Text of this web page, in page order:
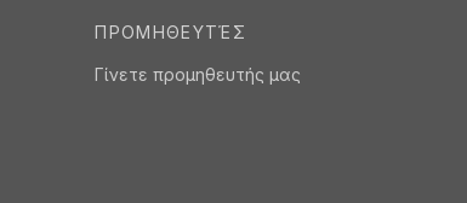
ΠΡΟΜΗΘΕΥΤΈΣ
Γίνετε προμηθευτής μας